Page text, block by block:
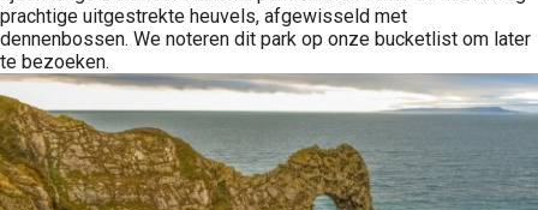
prachtige uitgestrekte heuvels, afgewisseld met
dennenbossen. We noteren dit park op onze bucketlist om later
te bezoeken.